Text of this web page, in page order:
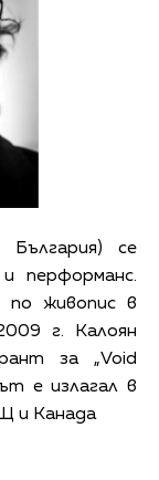
се
перформанс.
по живопис в
г. Калоян
за „Void
е излагал в
и Канада